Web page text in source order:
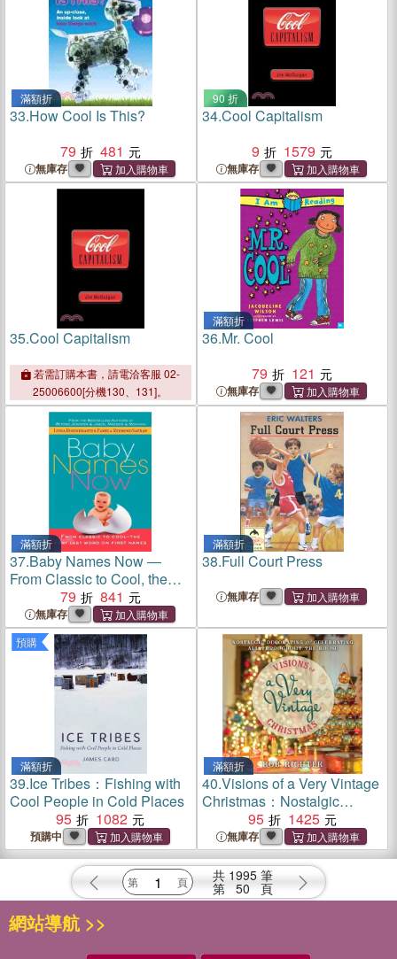
滿額折
33.How Cool Is This?
79
481
無庫存
90 折
34.Cool Capitalism
9
1579
無庫存
35.Cool Capitalism
若需訂購本書，請電洽客服 02-
25006600[分機130、131]。
滿額折
36.Mr. Cool
79
121
無庫存
滿額折
37.Baby Names Now ―
From Classic to Cool, the
Very Last Word on First
Names
79 841
無庫存
滿額折
38.Full Court Press
無庫存
預購
滿額折
39.Ice Tribes：Fishing with
Cool People in Cold Places
95
1082
預購中
滿額折
40.Visions of a Very Vintage
Christmas：Nostalgic
Decorating and Celebrating
All Throughout the House
95 1425
無庫存
共 1995 筆
第 50 頁
網站導航 >>